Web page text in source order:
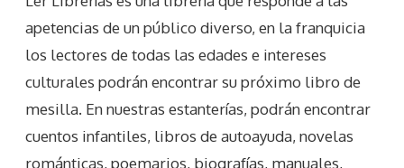
apetencias de un público diverso, en la franquicia
los lectores de todas las edades e intereses
culturales podrán encontrar su próximo libro de
mesilla. En nuestras estanterías, podrán encontrar
cuentos infantiles, libros de autoayuda, novelas
románticas, poemarios, biografías, manuales,